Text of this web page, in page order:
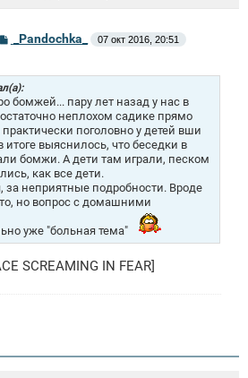
о
б
щ
е
н
и
е
_Pandochka_ 07 окт 2016, 20:51
бомжей... пару лет назад у нас в
неплохом садике прямо
поголовно у детей вши
итоге выяснилось, что беседки в
бомжи. А дети там играли, песком
как все дети.
неприятные подробности. Вроде
но вопрос с домашними
уже "больная тема"
SCREAMING IN FEAR]